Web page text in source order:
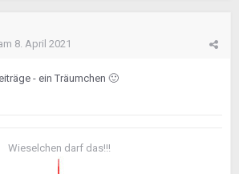
8. April 2021
- ein Träumchen 🙂
Wieselchen darf das!!!